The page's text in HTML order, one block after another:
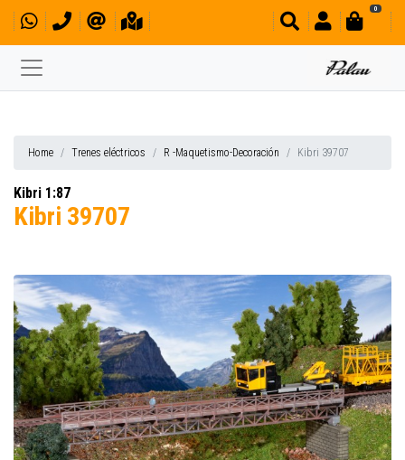
0
Home Trenes eléctricos R -Maquetismo-Decoración Kibri 39707
Kibri 1:87
Kibri 39707